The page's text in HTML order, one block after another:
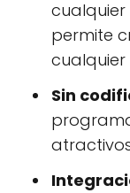
cualquier
permite
Sin